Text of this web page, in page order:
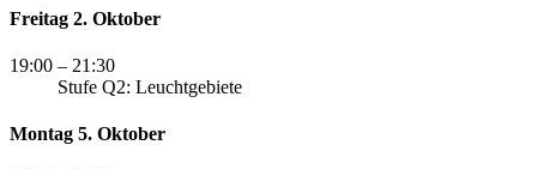
Freitag 2. Oktober
19:00 – 21:30
Stufe Q2: Leuchtgebiete
Montag 5. Oktober